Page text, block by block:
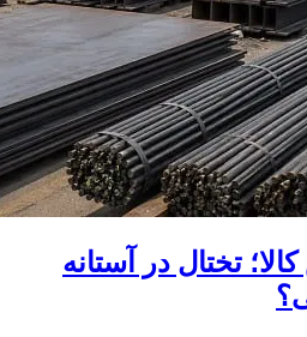
تختال در آستانه